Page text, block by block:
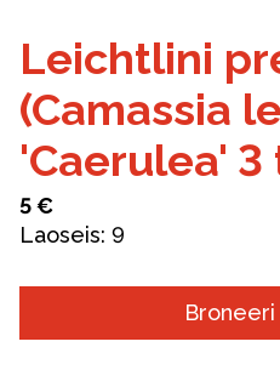
Leichtlini
(Camassia
'Caerulea' 3
5 €
Laoseis: 9
Broneeri